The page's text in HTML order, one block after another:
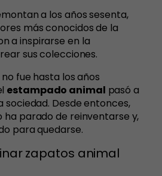
a los años sesenta,
más conocidos de la
a inspirarse en la
sus colecciones.
fue hasta los años
estampado animal pasó a
Desde entonces,
ha parado de reinventarse y,
para quedarse.
zapatos animal